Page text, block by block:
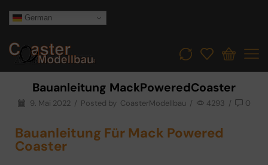
German
Bauanleitung MackPoweredCoaster
9. Mai 2022 / Posted by CoasterModellbau / 4293 / 0
Bauanleitung Für Mack Powered
Coaster